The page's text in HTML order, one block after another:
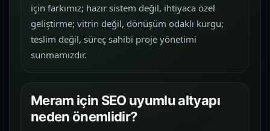
için farkımız; hazır sistem değil, ihtiyaca özel
geliştirme; vitrin değil, dönüşüm odaklı kurgu;
teslim değil, süreç sahibi proje yönetimi
sunmamızdır.
Meram için SEO uyumlu altyapı
neden önemlidir?